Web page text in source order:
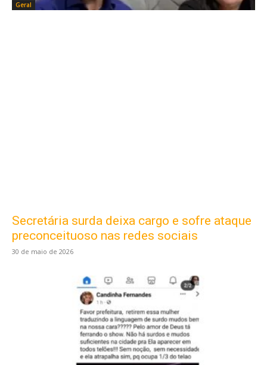
Geral
Secretária surda deixa cargo e sofre ataque
preconceituoso nas redes sociais
30 de maio de 2026